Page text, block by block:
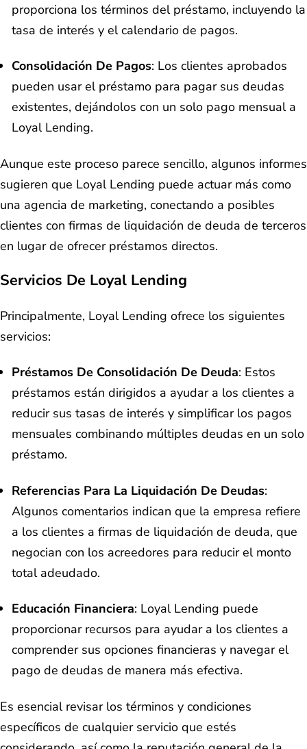
proporciona los términos del préstamo, incluyendo la
tasa de interés y el calendario de pagos.
Consolidación De Pagos: Los clientes aprobados
pueden usar el préstamo para pagar sus deudas
existentes, dejándolos con un solo pago mensual a
Loyal Lending.
Aunque este proceso parece sencillo, algunos informes
sugieren que Loyal Lending puede actuar más como
una agencia de marketing, conectando a posibles
clientes con firmas de liquidación de deuda de terceros
en lugar de ofrecer préstamos directos.
Servicios De Loyal Lending
Principalmente, Loyal Lending ofrece los siguientes
servicios:
Préstamos De Consolidación De Deuda: Estos
préstamos están dirigidos a ayudar a los clientes a
reducir sus tasas de interés y simplificar los pagos
mensuales combinando múltiples deudas en un solo
préstamo.
Referencias Para La Liquidación De Deudas:
Algunos comentarios indican que la empresa refiere
a los clientes a firmas de liquidación de deuda, que
negocian con los acreedores para reducir el monto
total adeudado.
Educación Financiera: Loyal Lending puede
proporcionar recursos para ayudar a los clientes a
comprender sus opciones financieras y navegar el
pago de deudas de manera más efectiva.
Es esencial revisar los términos y condiciones
específicos de cualquier servicio que estés